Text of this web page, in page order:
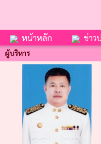
หน้าหลัก ข่าว
ผู้บริหาร